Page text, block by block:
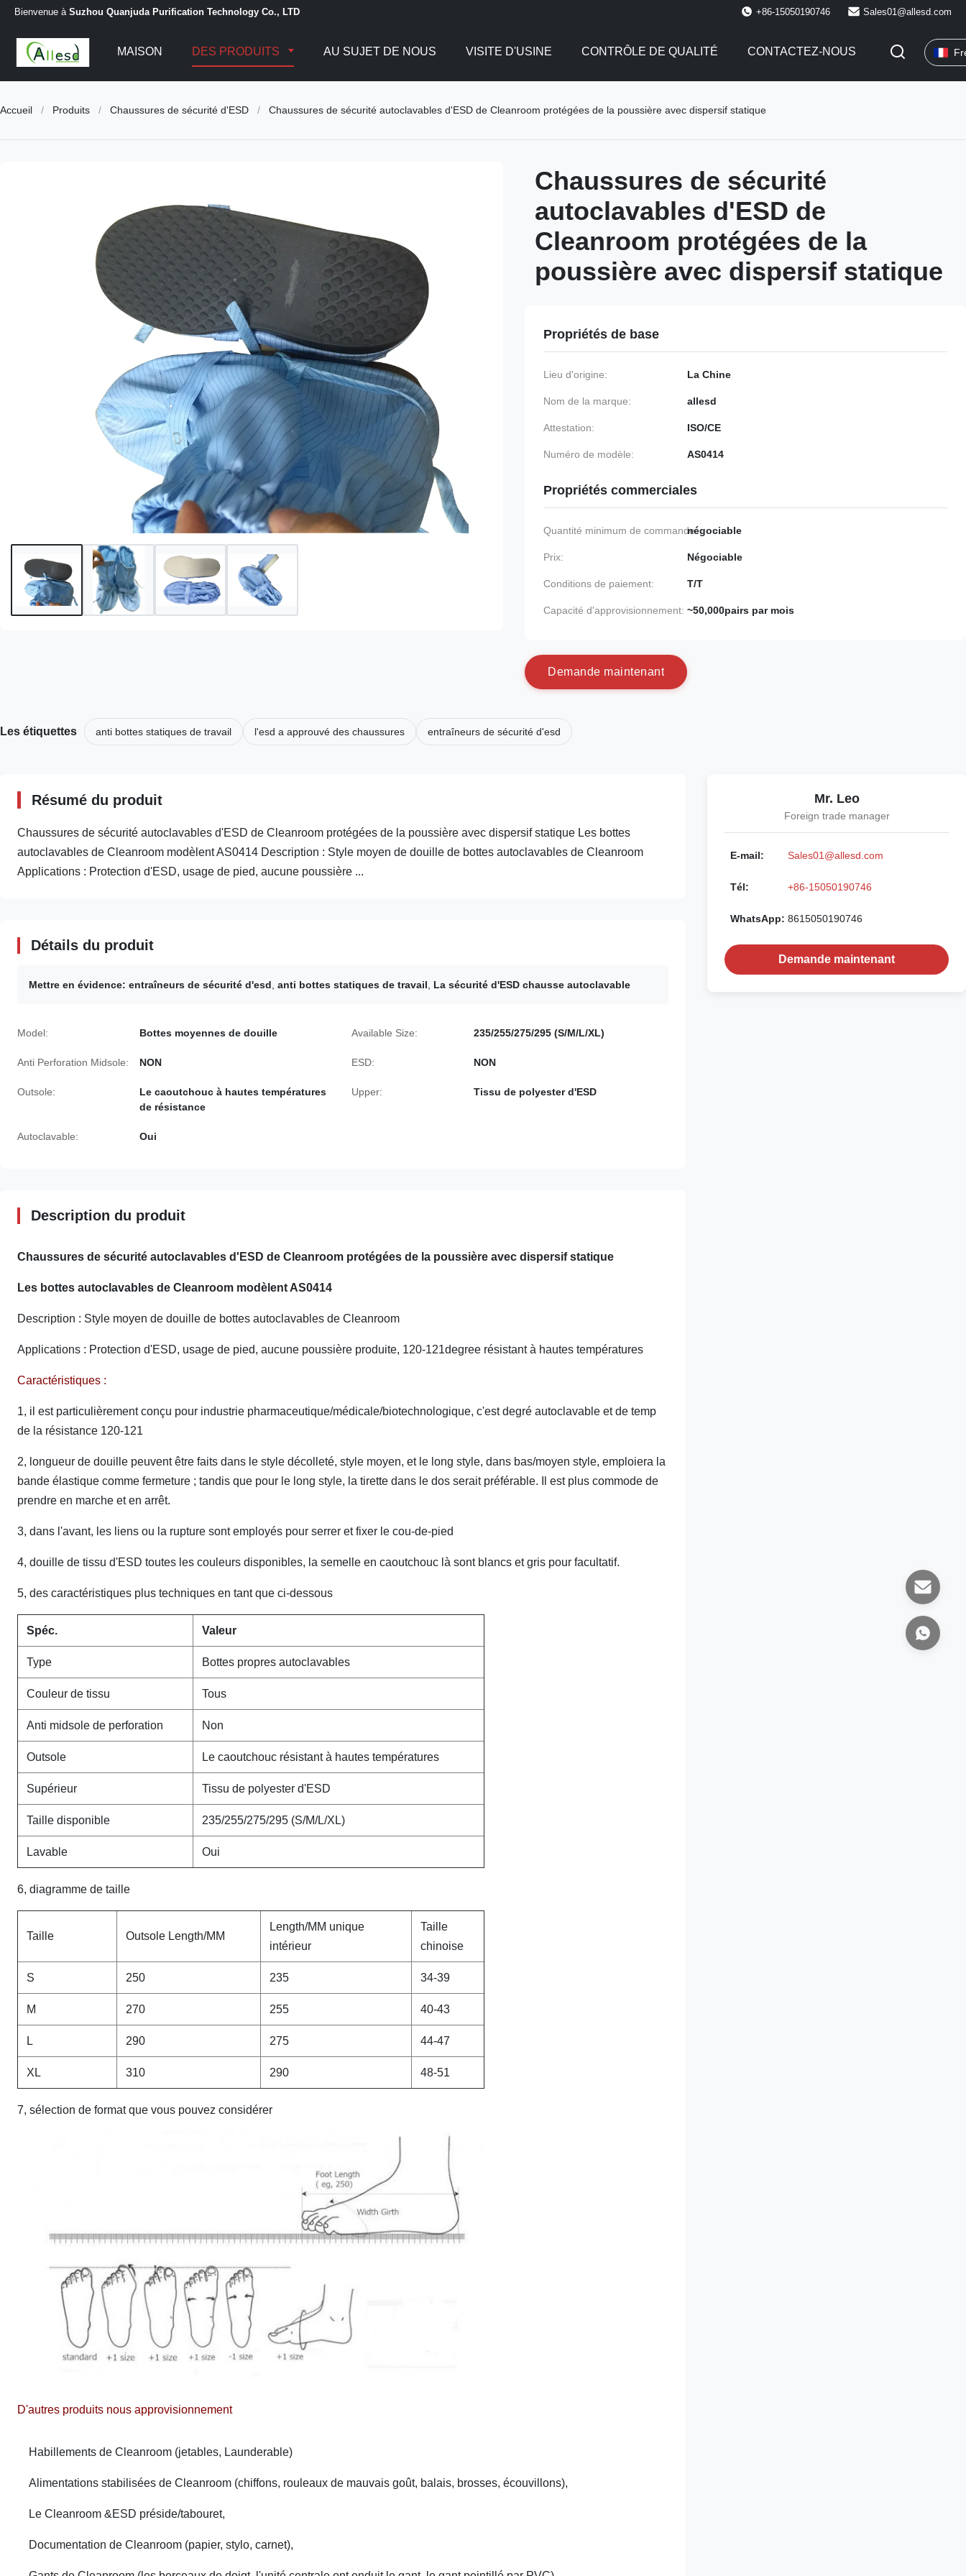
Bienvenue à Suzhou Quanjuda Purification Technology Co., LTD +86-15050190746 Sales01@allesd.com
MAISON DES PRODUITS AU SUJET DE NOUS VISITE D'USINE CONTRÔLE DE QUALITÉ CONTACTEZ-NOUS
Accueil / Produits / Chaussures de sécurité d'ESD / Chaussures de sécurité autoclavables d'ESD de Cleanroom protégées de la poussière avec dispersif statique
Chaussures de sécurité
autoclavables d'ESD de
Cleanroom protégées de la
poussière avec dispersif statique
Propriétés de base
Lieu d'origine: La Chine
Nom de la marque: allesd
Attestation: ISO/CE
Numéro de modèle: AS0414
Propriétés commerciales
Quantité minimum de commande:négociable
Prix: Négociable
Conditions de paiement: T/T
Capacité d'approvisionnement: ~50,000pairs par mois
Demande maintenant
Les étiquettes anti bottes statiques de travail l'esd a approuvé des chaussures entraîneurs de sécurité d'esd
Résumé du produit
Chaussures de sécurité autoclavables d'ESD de Cleanroom protégées de la poussière avec dispersif statique Les bottes
autoclavables de Cleanroom modèlent AS0414 Description : Style moyen de douille de bottes autoclavables de Cleanroom
Applications : Protection d'ESD, usage de pied, aucune poussière ...
Détails du produit
Mettre en évidence: entraîneurs de sécurité d'esd anti bottes statiques de travail La sécurité d'ESD chausse autoclavable
Model: Bottes moyennes de douille Available Size: 235/255/275/295 (S/M/L/XL)
Anti Perforation Midsole: NON ESD: NON
Outsole:
Le caoutchouc à hautes températures
de résistance
Upper: Tissu de polyester d'ESD
Autoclavable: Oui
Description du produit
Chaussures de sécurité autoclavables d'ESD de Cleanroom protégées de la poussière avec dispersif statique
Les bottes autoclavables de Cleanroom modèlent AS0414
Description : Style moyen de douille de bottes autoclavables de Cleanroom
Applications : Protection d'ESD, usage de pied, aucune poussière produite, 120-121degree résistant à hautes températures
Caractéristiques :
1, il est particulièrement conçu pour industrie pharmaceutique/médicale/biotechnologique, c'est degré autoclavable et de temp
de la résistance 120-121
2, longueur de douille peuvent être faits dans le style décolleté, style moyen, et le long style, dans bas/moyen style, emploiera la
bande élastique comme fermeture ; tandis que pour le long style, la tirette dans le dos serait préférable. Il est plus commode de
prendre en marche et en arrêt.
3, dans l'avant, les liens ou la rupture sont employés pour serrer et fixer le cou-de-pied
4, douille de tissu d'ESD toutes les couleurs disponibles, la semelle en caoutchouc là sont blancs et gris pour facultatif.
5, des caractéristiques plus techniques en tant que ci-dessous
Spéc. Valeur
Type Bottes propres autoclavables
Couleur de tissu Tous
Anti midsole de perforation Non
Outsole Le caoutchouc résistant à hautes températures
Supérieur Tissu de polyester d'ESD
Taille disponible 235/255/275/295 (S/M/L/XL)
Lavable Oui
6, diagramme de taille
Taille Outsole Length/MM
Length/MM unique
intérieur
Taille
chinoise
S 250 235 34-39
M 270 255 40-43
L 290 275 44-47
XL 310 290 48-51
7, sélection de format que vous pouvez considérer
D'autres produits nous approvisionnement
Habillements de Cleanroom (jetables, Launderable)
Alimentations stabilisées de Cleanroom (chiffons, rouleaux de mauvais goût, balais, brosses, écouvillons),
Le Cleanroom &ESD préside/tabouret,
Documentation de Cleanroom (papier, stylo, carnet),
Mr. Leo
Foreign trade manager
E-mail: Sales01@allesd.com
Tél: +86-15050190746
WhatsApp: 8615050190746
Demande maintenant